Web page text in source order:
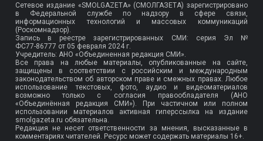
Сетевое издание «SMOLGAZETA» (СМОЛГАЗЕТА) зарегистрировано
в Федеральной службе по надзору в сфере связи,
информационных технологий и массовых коммуникаций
(Роскомнадзор).
Запись в реестре зарегистрированных СМИ: серия Эл №
ФС77-86777 от 05 февраля 2024 г.
Учредитель: АНО «Объединенная редакция СМИ».
Все права на любые материалы, опубликованные на сайте,
защищены в соответствии с российским и международным
законодательством об авторском праве и смежных правах. Любое
использование текстовых, фото, аудио и видеоматериалов
возможно только с согласия правообладателя (АНО
«Объединённая редакция СМИ»). При частичном или полном
использовании материалов активная гиперссылка на издание
smolgazeta.ru обязательна.
Редакция не несет ответственности за мнения, высказанные в
комментариях читателей. Ресурс может содержать материалы 16+.